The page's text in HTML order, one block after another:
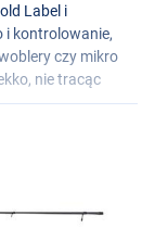
Label i
i kontrolowanie,
czy mikro
nie tracąc